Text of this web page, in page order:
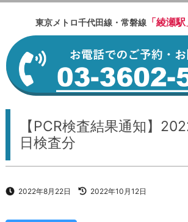
東京メトロ千代田線・常磐線「綾瀬駅
【PCR検査結果通知】
日検査分
2022年8月22日 2022年10月12日